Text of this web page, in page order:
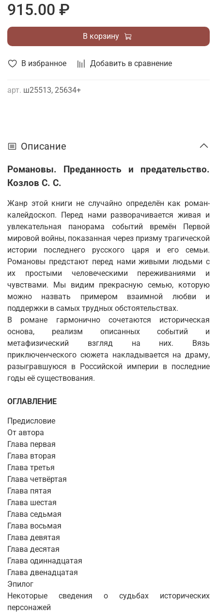
В избранное Добавить в сравнение
арт. ш25513, 25634+
915.00 ₽
В корзину
Описание
Романовы. Преданность и предательство.
Козлов С. С.
Жанр этой книги не случайно определён как роман-
калейдоскоп. Перед нами разворачивается живая и
увлекательная панорама событий времён Первой
мировой войны, показанная через призму трагической
истории последнего русского царя и его семьи.
Романовы предстают перед нами живыми людьми с
их простыми человеческими переживаниями и
чувствами. Мы видим прекрасную семью, которую
можно назвать при­мером взаимной любви и
поддержки в самых трудных обстоятельствах.
В романе гармонично сочетаются историческая
основа, реализм описанных событий и
метафизический взгляд на них. Вязь
приключенческого сюжета накладывается на драму,
разыгравшуюся в Российской империи в последние
годы её существования.
ОГЛАВЛЕНИЕ
Предисловие
От автора
Глава первая
Глава вторая
Глава третья
Глава четвёртая
Глава пятая
Глава шестая
Глава седьмая
Глава восьмая
Глава девятая
Глава десятая
Глава одиннадцатая
Глава двенадцатая
Эпилог
Некоторые сведения о судьбах исторических
персонажей